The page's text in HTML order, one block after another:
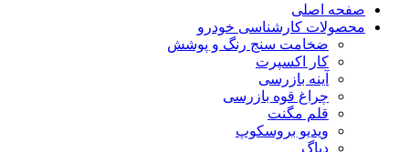
صفحه اصلی
محصولات کارشناسی خودرو
ضخامت سنج رنگ و پوشش
کار اکسپرت
آینه بازرسی
چراغ قوه بازرسی
قلم مگنت
ویدیو بروسکوپ
دیاگ